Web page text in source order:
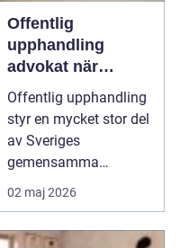
Offentlig
upphandling
advokat när
juridiken avgör
affären
Offentlig upphandling
styr en mycket stor del
av Sveriges
gemensamma
ekonomi. Kommuner,
regioner och...
02 maj 2026